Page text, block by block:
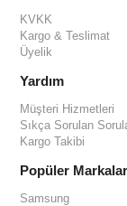
KVKK
Kargo & Teslimat
Üyelik
Yardım
Müşteri Hizmetleri
Sıkça Sorulan
Kargo Takibi
Popüler Markalar
Samsung